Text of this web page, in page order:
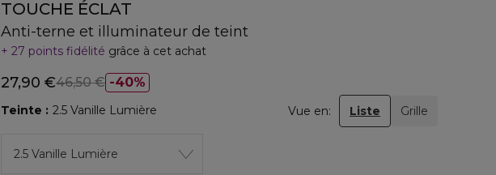
TOUCHE ÉCLAT
Anti-terne et illuminateur de teint
27 points fidélité grâce à cet achat
40%
27,90 €46,50 €
Teinte 2.5 Vanille Lumière Vue en: Liste Grille
2.5 Vanille Lumière